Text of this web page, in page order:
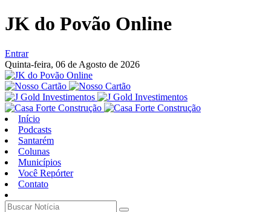
JK do Povão Online
Entrar
Quinta-feira, 06 de Agosto de 2026
Início
Podcasts
Santarém
Colunas
Municípios
Você Repórter
Contato